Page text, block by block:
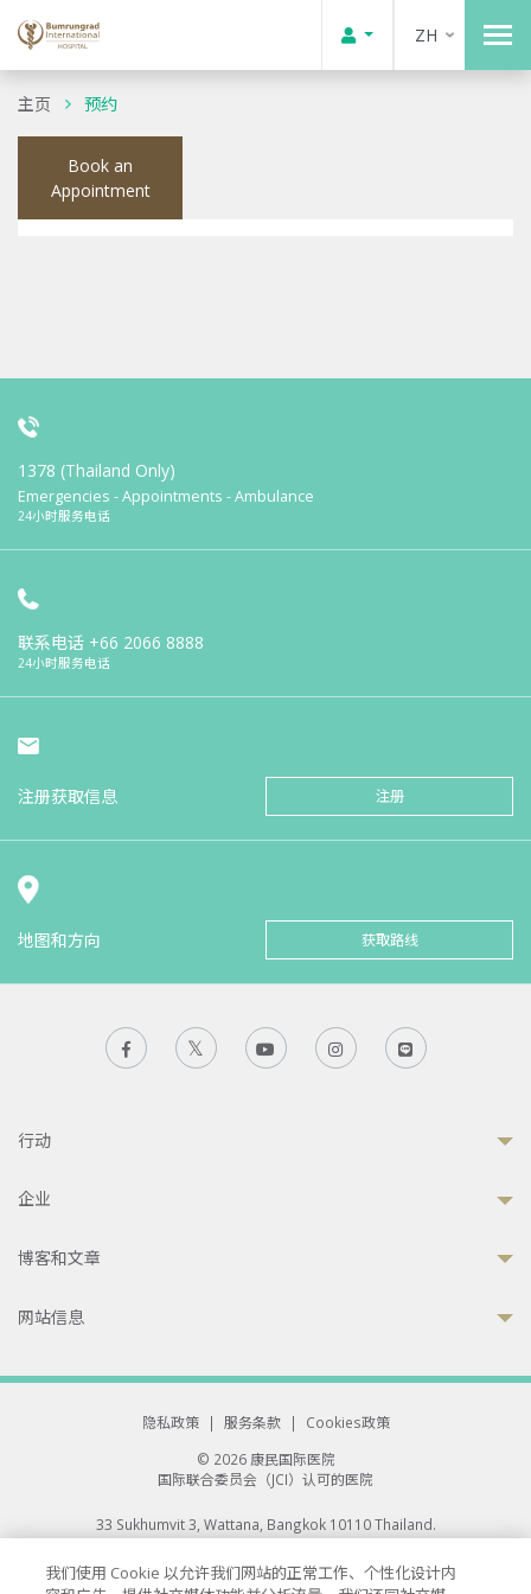
ZH
主页 预约
Book an
Appointment
1378 (Thailand Only)
Emergencies - Appointments - Ambulance
24小时服务电话
联系电话 +66 2066 8888
24小时服务电话
注册获取信息 注册
地图和方向 获取路线
行动
企业
博客和文章
网站信息
隐私政策 | 服务条款 |
Cookies政策
© 2026 康民国际医院
国际联合委员会（JCI）认可的医院
33 Sukhumvit 3, Wattana, Bangkok 10110 Thailand.
All rights reserved.
我们使用 Cookie 以允许我们网站的正常工作、个性化设计内